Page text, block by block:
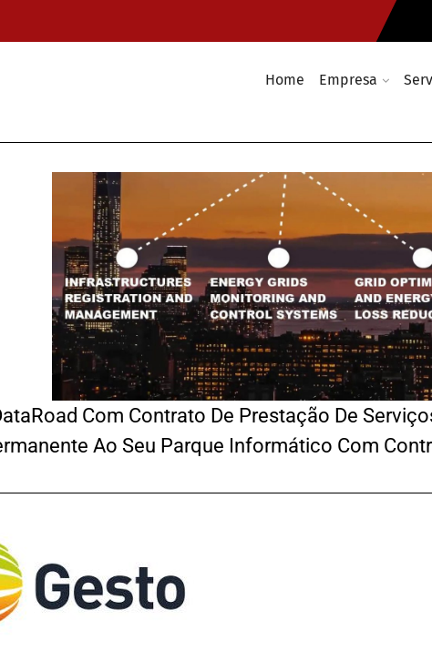
Home Empresa
Com Contrato De Prestação De
Ao Seu Parque Informático Com